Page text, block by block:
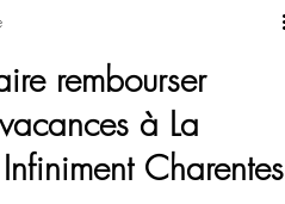
rembourser
à La
Charentes